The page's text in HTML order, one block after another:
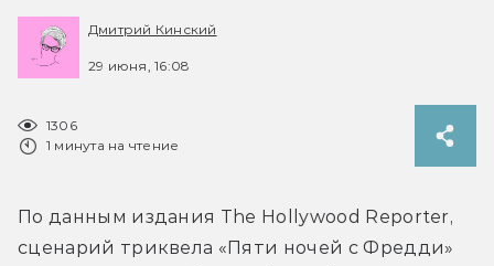
Дмитрий Кинский
29 июня, 16:08
1306
1 минута на чтение
По данным издания The Hollywood Reporter,
сценарий